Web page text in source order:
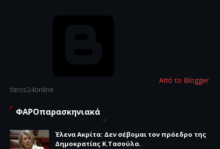
Από το Blogger
faros24online
ΦΑΡΟπαρασκηνιακά
Έλενα Ακρίτα: Δεν σέβομαι τον πρόεδρο της
Δημοκρατίας Κ.Τασούλα.